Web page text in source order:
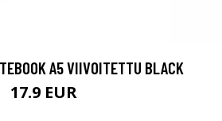
A5 VIIVOITETTU BLACK
17.9 EUR